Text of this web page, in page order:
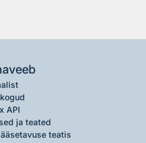
API
ja teated
teatis